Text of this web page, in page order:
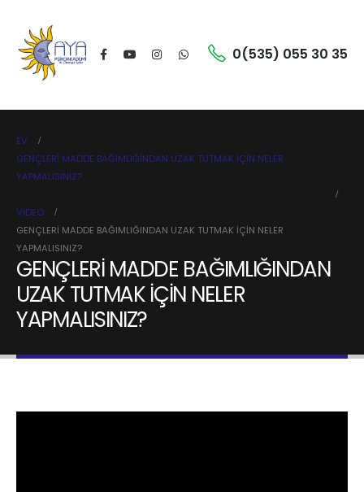
0(535) 055 30 35
EV
GENÇLERİ MADDE BAĞIMLIĞINDAN UZAK TUTMAK İÇİN NELER
YAPMALISINIZ?
VIDEO
GENÇLERİ MADDE BAĞIMLIĞINDAN UZAK TUTMAK İÇİN NELER
YAPMALISINIZ?
GENÇLERİ MADDE BAĞIMLIĞINDAN
UZAK TUTMAK İÇİN NELER
YAPMALISINIZ?